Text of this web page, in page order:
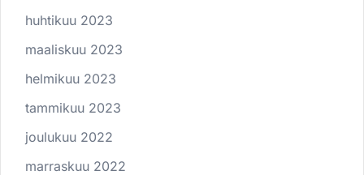
huhtikuu 2023
maaliskuu 2023
helmikuu 2023
tammikuu 2023
joulukuu 2022
marraskuu 2022